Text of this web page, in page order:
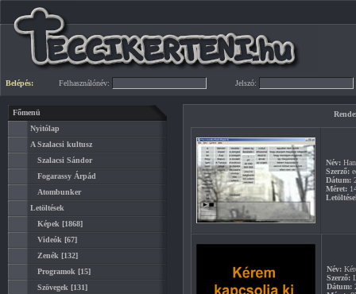
Belépés: Felhasználónév: Jelszó:
Főmenü
Nyitólap
A Szalacsi kultusz
Szalacsi Sándor
Fogarassy Árpád
Atombunker
Letöltések
Képek [1868]
Videók [67]
Zenék [132]
Programok [15]
Szövegek [131]
Név:
Szerző:
Dátum:
Méret:
Név:
Szerző:
Dátum: